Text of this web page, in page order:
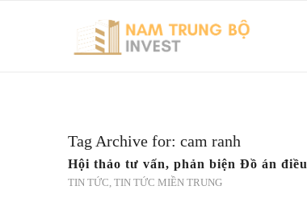
Tag Archive for: cam ranh
Hội thảo tư vấn, phản biện Đồ án
TIN TỨC, TIN TỨC MIỀN TRUNG